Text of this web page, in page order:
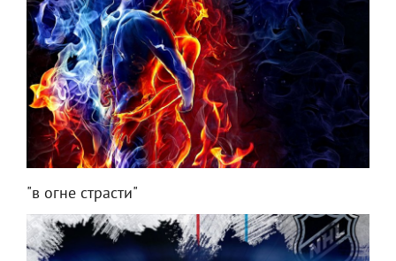
"в огне страсти"